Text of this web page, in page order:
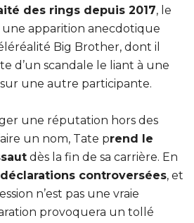
des rings depuis 2017, le
apparition anecdotique
Big Brother, dont il
d’un scandale le liant à une
une autre participante.
une réputation hors des
un nom, Tate prend le
dès la fin de sa carrière. En
déclarations controversées, et
n’est pas une vraie
provoquera un tollé